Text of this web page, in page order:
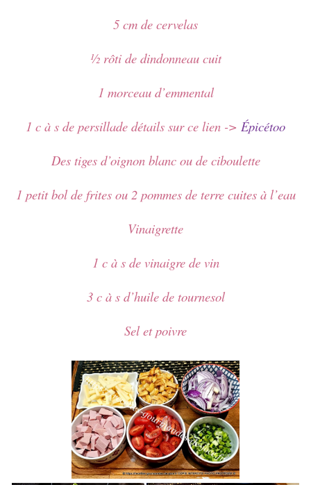
5 cm de cervelas
½ rôti de dindonneau cuit
1 morceau d’emmental
1 c à s de persillade détails sur ce lien -> Épicétoo
Des tiges d’oignon blanc ou de ciboulette
1 petit bol de frites ou 2 pommes de terre cuites à l’eau
Vinaigrette
1 c à s de vinaigre de vin
3 c à s d’huile de tournesol
Sel et poivre